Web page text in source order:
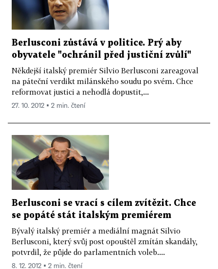
Berlusconi zůstává v politice. Prý aby
obyvatele "ochránil před justiční zvůlí"
Někdejší italský premiér Silvio Berlusconi zareagoval
na páteční verdikt milánského soudu po svém. Chce
reformovat justici a nehodlá dopustit,...
27. 10. 2012 ▪ 2 min. čtení
Berlusconi se vrací s cílem zvítězit. Chce
se popáté stát italským premiérem
Bývalý italský premiér a mediální magnát Silvio
Berlusconi, který svůj post opouštěl zmítán skandály,
potvrdil, že půjde do parlamentních voleb....
8. 12. 2012 ▪ 2 min. čtení